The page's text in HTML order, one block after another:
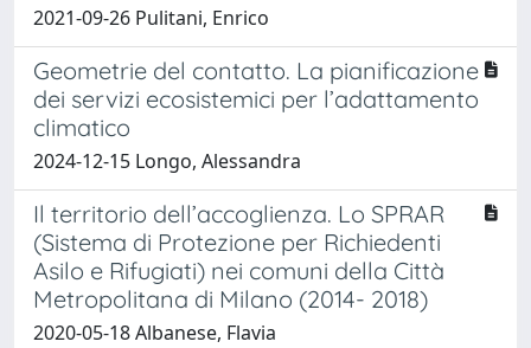
2021-09-26 Pulitani, Enrico
Geometrie del contatto. La pianificazione
dei servizi ecosistemici per l’adattamento
climatico
2024-12-15 Longo, Alessandra
Il territorio dell’accoglienza. Lo SPRAR
(Sistema di Protezione per Richiedenti
Asilo e Rifugiati) nei comuni della Città
Metropolitana di Milano (2014- 2018)
2020-05-18 Albanese, Flavia